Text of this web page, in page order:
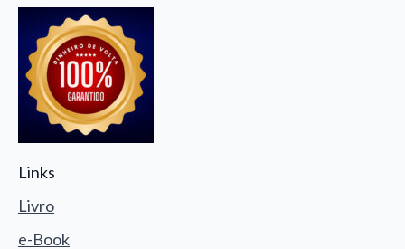
Links
Livro
e-Book